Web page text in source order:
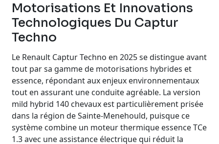
Motorisations Et Innovations
Technologiques Du Captur
Techno
Le Renault Captur Techno en 2025 se distingue avant
tout par sa gamme de motorisations hybrides et
essence, répondant aux enjeux environnementaux
tout en assurant une conduite agréable. La version
mild hybrid 140 chevaux est particulièrement prisée
dans la région de Sainte-Menehould, puisque ce
système combine un moteur thermique essence TCe
1.3 avec une assistance électrique qui réduit la